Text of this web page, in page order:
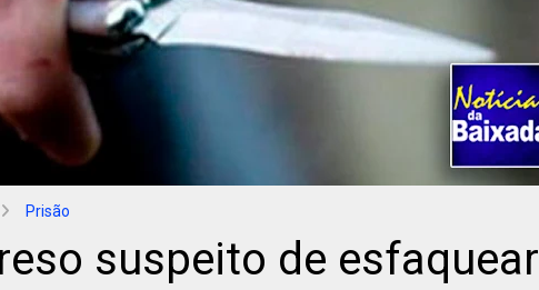
Prisão
suspeito de esfaquear